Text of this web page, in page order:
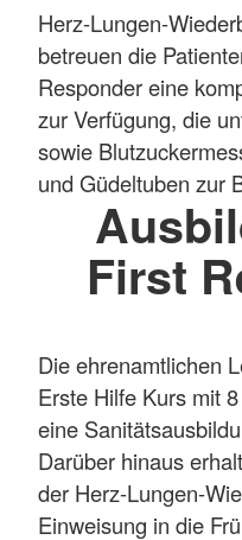
Herz-Lungen-
betreuen die
Responder eine
zur Verfügung, die
sowie
und Güdeltuben zur
First
Die ehrenamtlichen
Erste Hilfe Kurs mit
eine
Darüber hinaus
der Herz-Lungen-
Einweisung in die